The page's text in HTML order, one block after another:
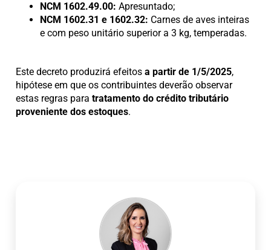
NCM 1602.49.00: Apresuntado;
NCM 1602.31 e 1602.32: Carnes de aves inteiras
e com peso unitário superior a 3 kg, temperadas.
Este decreto produzirá efeitos a partir de 1/5/2025,
hipótese em que os contribuintes deverão observar
estas regras para tratamento do crédito tributário
proveniente dos estoques.